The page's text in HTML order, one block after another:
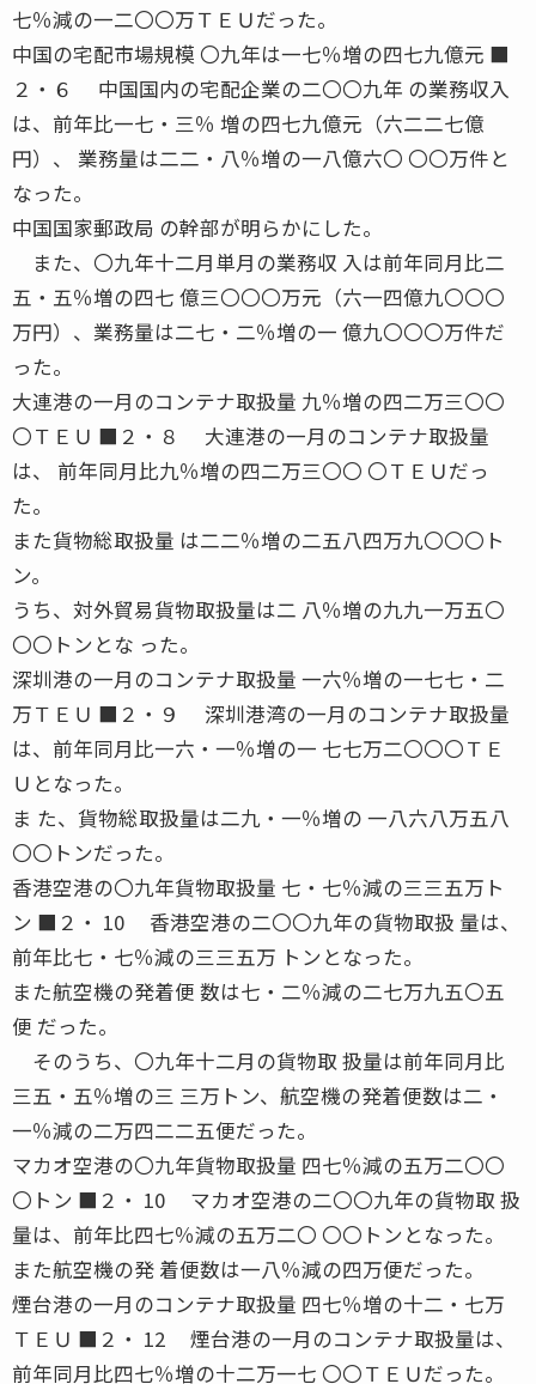
七％減の一二〇〇万ＴＥＵだった。
中国の宅配市場規模 〇九年は一七％増の四七九億元 ■
２・６ 中国国内の宅配企業の二〇〇九年 の業務収入
は、前年比一七・三％ 増の四七九億元（六二二七億
円）、 業務量は二二・八％増の一八億六〇 〇〇万件と
なった。
中国国家郵政局 の幹部が明らかにした。
また、〇九年十二月単月の業務収 入は前年同月比二
五・五％増の四七 億三〇〇〇万元（六一四億九〇〇〇
万円）、業務量は二七・二％増の一 億九〇〇〇万件だ
った。
大連港の一月のコンテナ取扱量 九％増の四二万三〇〇
〇ＴＥＵ ■２・８ 大連港の一月のコンテナ取扱量
は、 前年同月比九％増の四二万三〇〇 〇ＴＥＵだっ
た。
また貨物総取扱量 は二二％増の二五八四万九〇〇〇ト
ン。
うち、対外貿易貨物取扱量は二 八％増の九九一万五〇
〇〇トンとな った。
深圳港の一月のコンテナ取扱量 一六％増の一七七・二
万ＴＥＵ ■２・９ 深圳港湾の一月のコンテナ取扱量
は、前年同月比一六・一％増の一 七七万二〇〇〇ＴＥ
Ｕとなった。
ま た、貨物総取扱量は二九・一％増の 一八六八万五八
〇〇トンだった。
香港空港の〇九年貨物取扱量 七・七％減の三三五万ト
ン ■２・ 10 香港空港の二〇〇九年の貨物取扱 量は、
前年比七・七％減の三三五万 トンとなった。
また航空機の発着便 数は七・二％減の二七万九五〇五
便 だった。
そのうち、〇九年十二月の貨物取 扱量は前年同月比
三五・五％増の三 三万トン、航空機の発着便数は二・
一％減の二万四二二五便だった。
マカオ空港の〇九年貨物取扱量 四七％減の五万二〇〇
〇トン ■２・ 10 マカオ空港の二〇〇九年の貨物取 扱
量は、前年比四七％減の五万二〇 〇〇トンとなった。
また航空機の発 着便数は一八％減の四万便だった。
煙台港の一月のコンテナ取扱量 四七％増の十二・七万
ＴＥＵ ■２・ 12 煙台港の一月のコンテナ取扱量は、
前年同月比四七％増の十二万一七 〇〇ＴＥＵだった。